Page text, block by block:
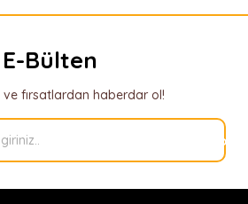
E-Bülten
fırsatlardan haberdar ol!
Kaydol